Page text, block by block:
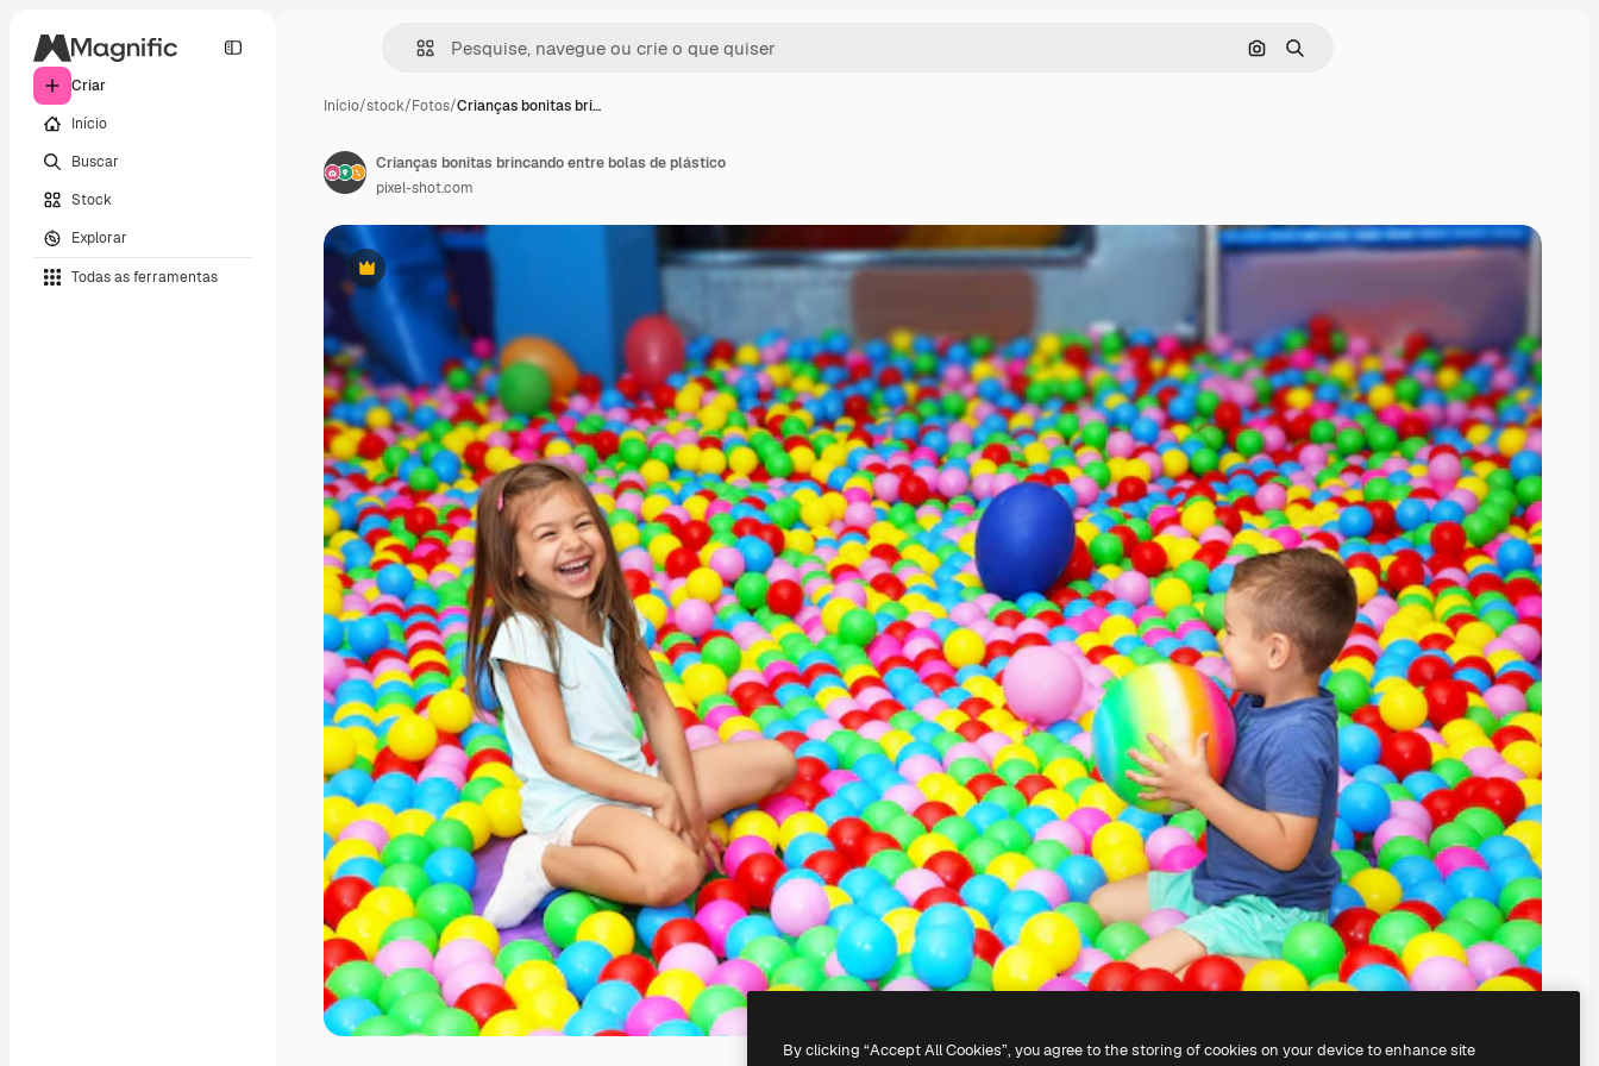
Criar
Início
Buscar
Stock
Explorar
Todas as ferramentas
Pesquisar por imagem
Buscar
Início/stock/Fotos/Crianças bonitas bri…
Premium
Crianças bonitas brincando entre bolas de plástico
pixel-shot.com
By clicking “Accept All Cookies”, you agree to the storing of cookies on your device to enhance site